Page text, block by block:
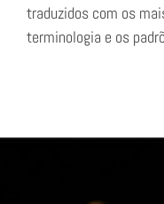
traduzidos com os
terminologia e os